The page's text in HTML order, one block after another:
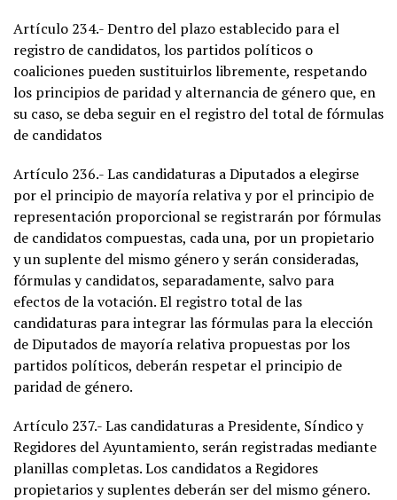
Artículo 234.- Dentro del plazo establecido para el
registro de candidatos, los partidos políticos o
coaliciones pueden sustituirlos libremente, respetando
los principios de paridad y alternancia de género que, en
su caso, se deba seguir en el registro del total de fórmulas
de candidatos
Artículo 236.- Las candidaturas a Diputados a elegirse
por el principio de mayoría relativa y por el principio de
representación proporcional se registrarán por fórmulas
de candidatos compuestas, cada una, por un propietario
y un suplente del mismo género y serán consideradas,
fórmulas y candidatos, separadamente, salvo para
efectos de la votación. El registro total de las
candidaturas para integrar las fórmulas para la elección
de Diputados de mayoría relativa propuestas por los
partidos políticos, deberán respetar el principio de
paridad de género.
Artículo 237.- Las candidaturas a Presidente, Síndico y
Regidores del Ayuntamiento, serán registradas mediante
planillas completas. Los candidatos a Regidores
propietarios y suplentes deberán ser del mismo género.